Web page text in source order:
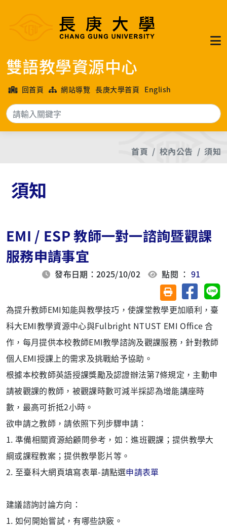
雙語教學資源中心
回首頁 網站導覽 長庚大學首頁 English
搜尋
首頁 校內公告 須知
須知
EMI / ESP 教師一對一諮詢暨觀課
服務申請事宜
發布日期：2025/10/02 點閱 ：91
友善列印(另開視
分享至
為提升教師EMI知能與教學技巧，使課堂教學更加順利，臺
科大EMI教學資源中心與Fulbright NTUST EMI Office 合
作，每月提供本校教師EMI教學諮詢及觀課服務，針對教師
個人EMI授課上的需求及挑戰給予協助。
根據本校教師英語授課獎勵及認證辦法第7條規定，主動申
請被觀課的教師，被觀課時數可減半採認為增能講座時
數，最高可折抵2小時。
欲申請之教師，請依照下列步驟申請：
1. 準備相關資源給顧問參考，如：進班觀課；提供教學大
綱或課程教案；提供教學影片等。
2. 至臺科大網頁填寫表單-請點選申請表單
建議諮詢討論方向：
1. 如何開始嘗試，有哪些訣竅。